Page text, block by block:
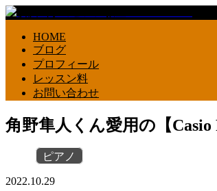
HOME
ブログ
プロフィール
レッスン料
お問い合わせ
角野隼人くん愛用の【
ピアノ
2022.10.29